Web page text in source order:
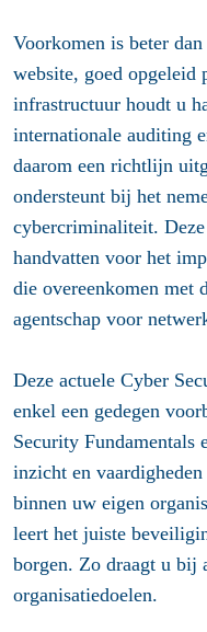
Voorkomen is beter
website, goed opgeleid
infrastructuur houdt u
internationale auditing
daarom een richtlijn
ondersteunt bij het
cybercriminaliteit.
handvatten voor het
die overeenkomen met
agentschap voor
Deze actuele Cyber
enkel een gedegen
Security Fundamentals
inzicht en
binnen uw eigen
leert het juiste
borgen. Zo draagt u bij
organisatiedoelen.